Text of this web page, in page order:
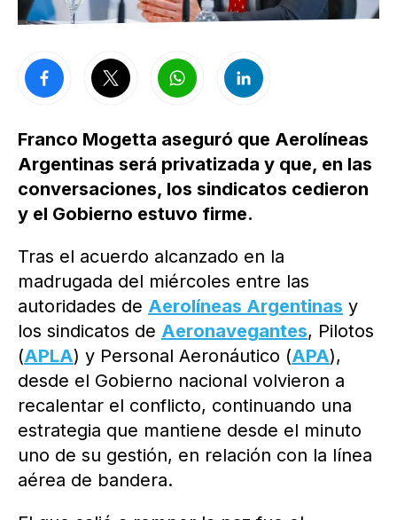
Franco Mogetta aseguró que Aerolíneas
Argentinas será privatizada y que, en las
conversaciones, los sindicatos cedieron
y el Gobierno estuvo firme.
Tras el acuerdo alcanzado en la
madrugada del miércoles entre las
autoridades de Aerolíneas Argentinas y
los sindicatos de Aeronavegantes, Pilotos
(APLA) y Personal Aeronáutico (APA),
desde el Gobierno nacional volvieron a
recalentar el conflicto, continuando una
estrategia que mantiene desde el minuto
uno de su gestión, en relación con la línea
aérea de bandera.